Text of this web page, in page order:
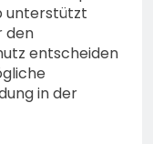
unterstützt
den
entscheiden
in der